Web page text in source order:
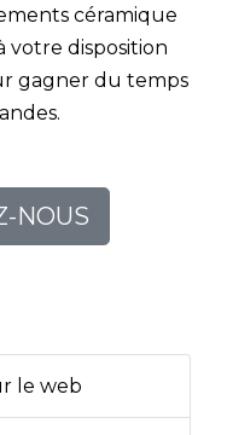
céramique
votre disposition
gagner du temps
NOUS
le web